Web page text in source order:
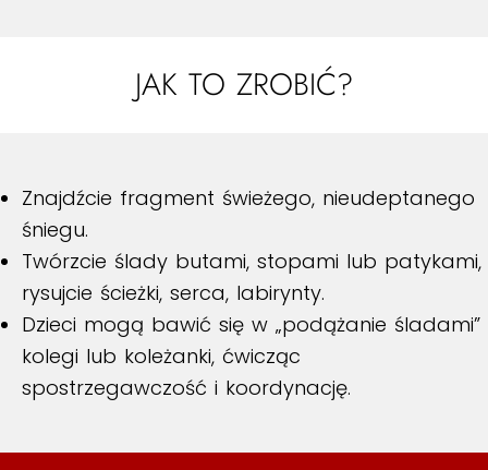
JAK TO ZROBIĆ?
Znajdźcie fragment świeżego, nieudeptanego
śniegu.
Twórzcie ślady butami, stopami lub patykami,
rysujcie ścieżki, serca, labirynty.
Dzieci mogą bawić się w „podążanie śladami”
kolegi lub koleżanki, ćwicząc
spostrzegawczość i koordynację.